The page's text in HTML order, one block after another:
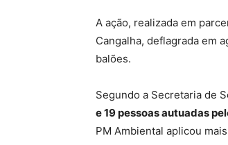
A ação, realizada em
Cangalha, deflagrada em
balões.
Segundo a Secretaria de
e 19 pessoas autuadas
PM Ambiental aplicou